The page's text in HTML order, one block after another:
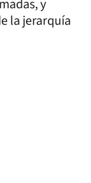
y
la jerarquía